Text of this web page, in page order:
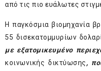
από τις πιο ευάλωτες
Η παγκόσμια βιομηχανία
55 δισεκατομμυρίων
με εξατομικευμένο
κοινωνικής δικτύωσης,